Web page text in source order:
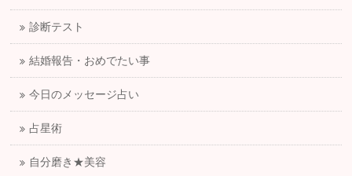
診断テスト
結婚報告・おめでたい事
今日のメッセージ占い
占星術
自分磨き★美容